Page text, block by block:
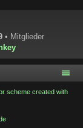
• Mitglieder
scheme created with